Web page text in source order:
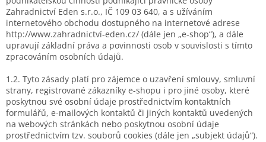
Zahradnictví Eden s.r.o., IČ 109 03 640, a s užíváním
internetového obchodu dostupného na internetové adrese
http://www.zahradnictví-eden.cz/ (dále jen „e-shop“), a dále
upravují základní práva a povinnosti osob v souvislosti s tímto
zpracováním osobních údajů.
1.2. Tyto zásady platí pro zájemce o uzavření smlouvy, smluvní
strany, registrované zákazníky e-shopu i pro jiné osoby, které
poskytnou své osobní údaje prostřednictvím kontaktních
formulářů, e-mailových kontaktů či jiných kontaktů uvedených
na webových stránkách nebo poskytnou osobní údaje
prostřednictvím tzv. souborů cookies (dále jen „subjekt údajů“).